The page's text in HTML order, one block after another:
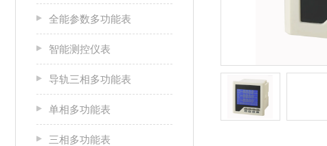
全能参数多功能表
智能测控仪表
导轨三相多功能表
单相多功能表
三相多功能表